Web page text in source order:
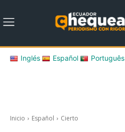
Inglés Español Português
Inicio Español Cierto